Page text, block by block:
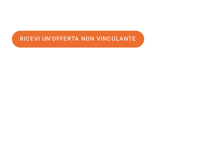
RICEVI UN'OFFERTA NON VINCOLANTE